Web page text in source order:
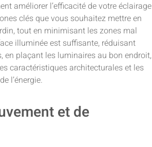
améliorer l’efficacité de votre éclairage
clés que vous souhaitez mettre en
tout en minimisant les zones mal
illuminée est suffisante, réduisant
en plaçant les luminaires au bon endroit,
caractéristiques architecturales et les
l’énergie.
et de